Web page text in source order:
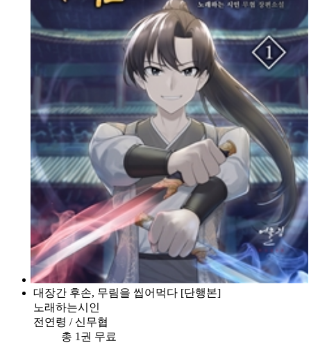
대장간 후손, 무림을 씹어먹다 [단행본]
노래하는시인
전연령 / 신무협
총 1권 무료